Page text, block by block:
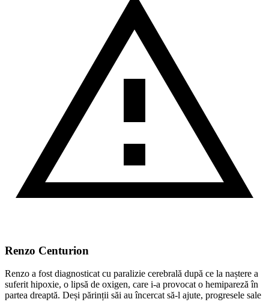
Renzo Centurion
Renzo a fost diagnosticat cu paralizie cerebrală după ce la naștere a
suferit hipoxie, o lipsă de oxigen, care i-a provocat o hemipareză în
partea dreaptă. Deși părinții săi au încercat să-l ajute, progresele sale